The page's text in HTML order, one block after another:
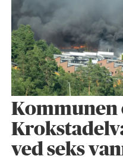
Kommunen
ved seks